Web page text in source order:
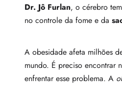
Dr. Jô Furlan, o cérebro
no controle da fome e da
A obesidade afeta milhões
mundo. É preciso encontrar
enfrentar esse problema. A